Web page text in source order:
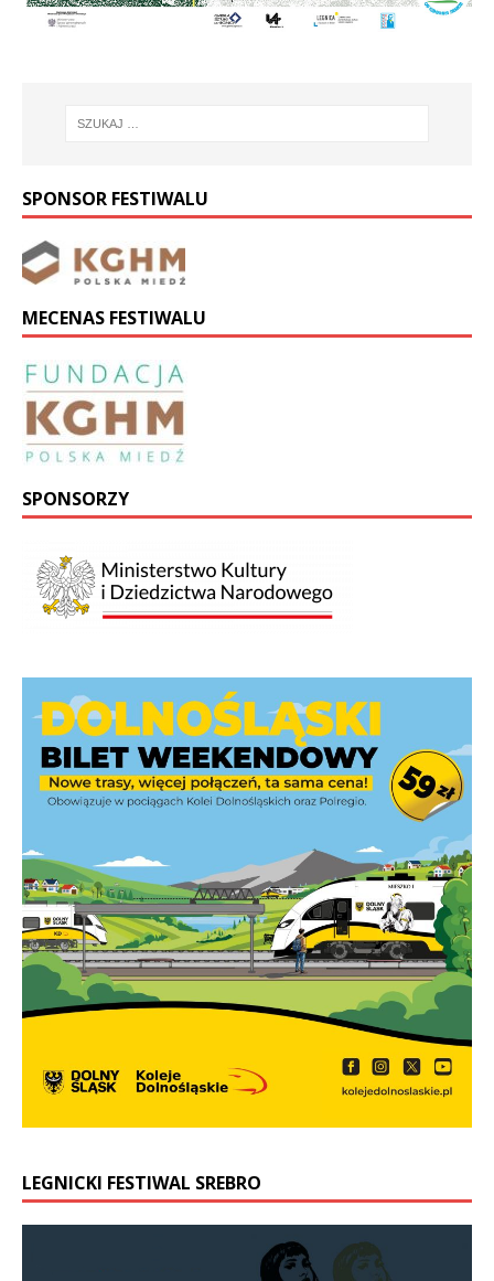
SPONSOR FESTIWALU
MECENAS FESTIWALU
SPONSORZY
LEGNICKI FESTIWAL SREBRO